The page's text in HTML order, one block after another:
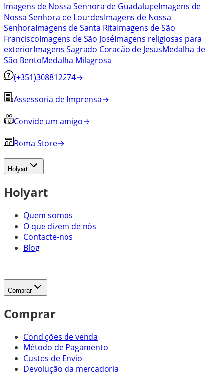
Imagens de Nossa Senhora de GuadalupeImagens de
Nossa Senhora de LourdesImagens de Nossa
SenhoraImagens de Santa RitaImagens de São
FranciscoImagens de São JoséImagens religiosas para
exteriorImagens Sagrado Coracão de JesusMedalha de
São BentoMedalha Milagrosa
(+351)308812274→
Assessoria de Imprensa→
Convide um amigo→
Roma Store→
Holyart
Holyart
Quem somos
O que dizem de nós
Contacte-nos
Blog
Comprar
Comprar
Condições de venda
Método de Pagamento
Custos de Envio
Devolução da mercadoria